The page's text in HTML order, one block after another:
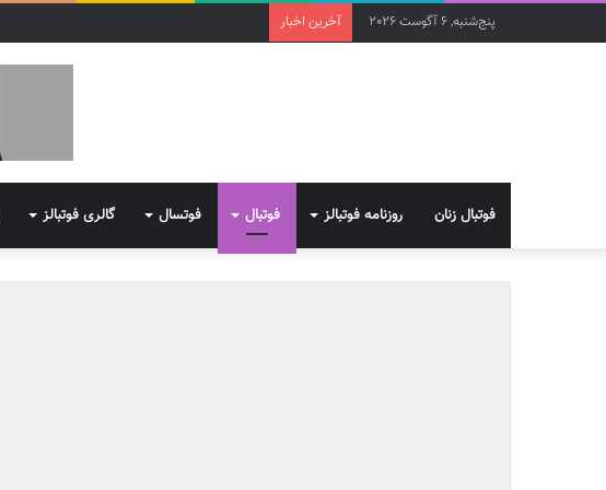
پنج‌شنبه, 6 آگوست 2026 آخرین اخبار
فوتبال زنان روزنامه فوتبالز فوتبال فوتسال گالری فوتبالز